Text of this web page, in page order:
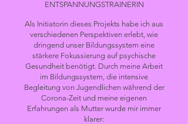
ENTSPANNUNGSTRAINERIN
Als Initiatorin dieses Projekts habe ich aus
verschiedenen Perspektiven erlebt, wie
dringend unser Bildungssystem eine
stärkere Fokussierung auf psychische
Gesundheit benötigt. Durch meine Arbeit
im Bildungssystem, die intensive
Begleitung von Jugendlichen während der
Corona-Zeit und meine eigenen
Erfahrungen als Mutter wurde mir immer
klarer: